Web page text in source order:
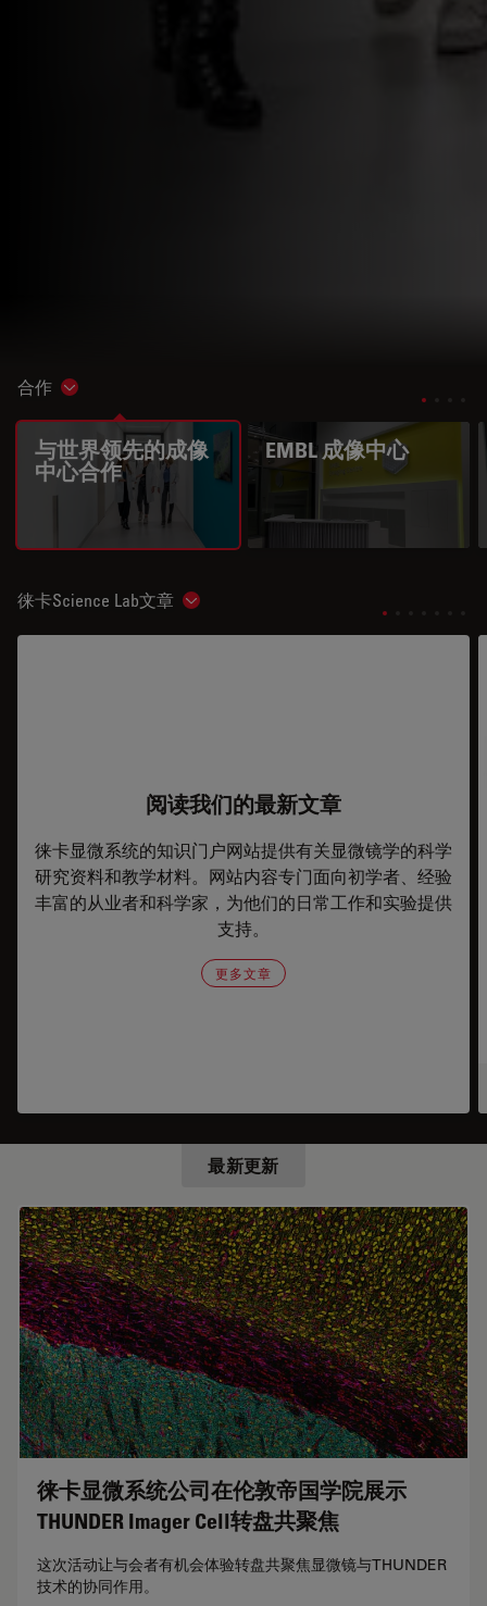
合作 Show subnavigation
与世界领先的成像
中心合作
EMBL 成像中心
徕卡Science Lab文章 Show subnavigation
阅读我们的最新文章
徕卡显微系统的知识门户网站提供有关显微镜学的科学
研究资料和教学材料。网站内容专门面向初学者、经验
丰富的从业者和科学家，为他们的日常工作和实验提供
支持。
更多文章
最新更新
徕卡显微系统公司在伦敦帝国学院展示
THUNDER Imager Cell转盘共聚焦
这次活动让与会者有机会体验转盘共聚焦显微镜与THUNDER
技术的协同作用。